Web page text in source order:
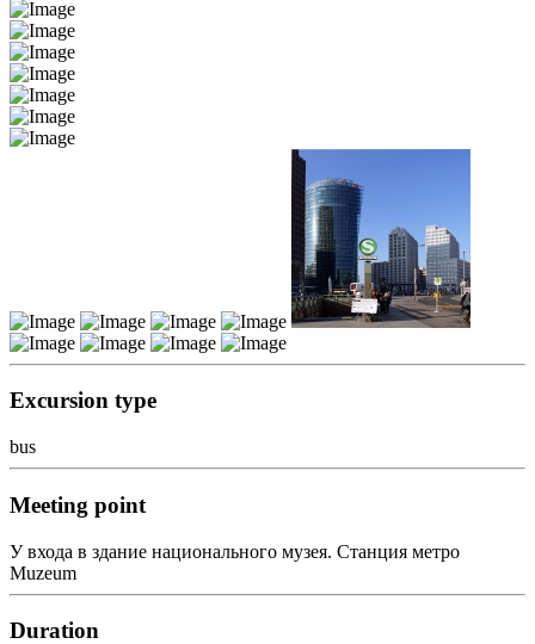
Excursion type
bus
Meeting point
У входа в здание национального музея. Станция метро
Muzeum
Duration